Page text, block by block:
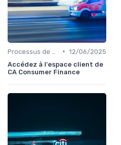
• 12/06/2025
Accédez à l'espace client de
CA Consumer Finance